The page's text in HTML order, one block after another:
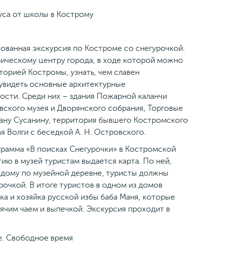
от школы в Кострому
экскурсия по Костроме со снегурочкой.
центру города, в ходе которой можно
Костромы, узнать, чем славен
основные архитектурные
Среди них – здания Пожарной каланчи
музея и Дворянского собрания, Торговые
Сусанину, территория бывшего Костромского
Волги с беседкой А. Н. Островского.
«В поисках Снегурочки» в Костромской
в музей туристам выдается карта. По ней,
по музейной деревне, туристы должны
В итоге туристов в одном из домов
и хозяйка русской избы баба Маня, которые
чаем и выпечкой. Экскурсия проходит в
Свободное время